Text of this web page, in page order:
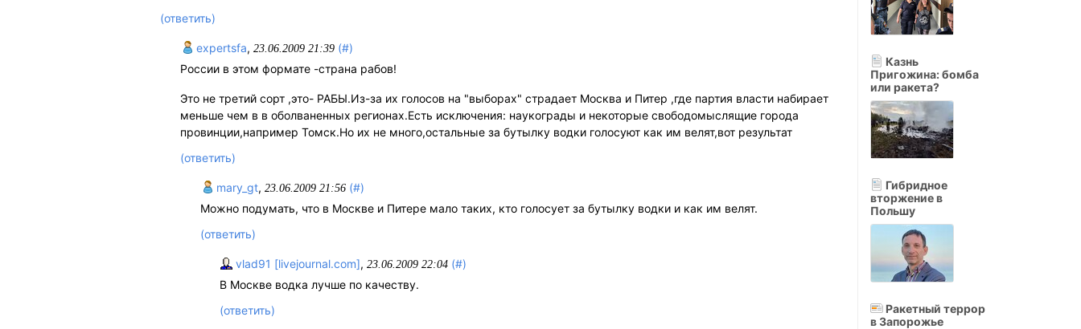
(ответить)
expertsfa,23.06.2009 21:39 (#)
России в этом формате -страна рабов!
Это не третий сорт ,это- РАБЫ.Из-за их голосов на "выборах" страдает Москва и Питер ,где партия власти набирает
меньше чем в в оболваненных регионах.Есть исключения: наукограды и некоторые свободомыслящие города
провинции,например Томск.Но их не много,остальные за бутылку водки голосуют как им велят,вот результат
(ответить)
mary_gt, 23.06.2009 21:56 (#)
Можно подумать, что в Москве и Питере мало таких, кто голосует за бутылку водки и как им велят.
(ответить)
vlad91 [livejournal.com], 23.06.2009 22:04 (#)
В Москве водка лучше по качеству.
(ответить)
Казнь
Пригожина: бомба
или ракета?
Гибридное
вторжение в
Польшу
Ракетный террор
в Запорожье